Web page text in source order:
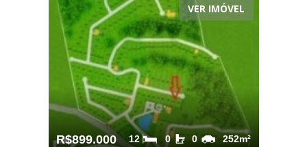
VER IMÓVEL
R$899.000 252m²
0
0
12